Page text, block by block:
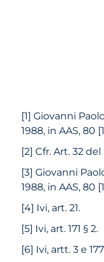
[1] Giovanni
1988, in AAS, 80
[2] Cfr. Art. 32
[3] Giovanni
1988, in AAS, 80
[4] Ivi, art. 21.
[5] Ivi, art. 171 § 2.
[6] Ivi, artt. 3 e